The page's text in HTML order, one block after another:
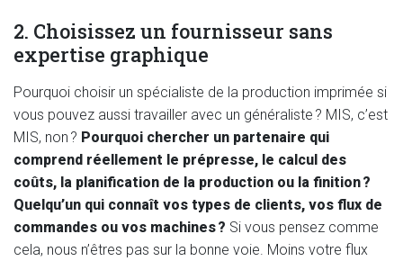
2. Choisissez un fournisseur sans
expertise graphique
Pourquoi choisir un spécialiste de la production imprimée si
vous pouvez aussi travailler avec un généraliste ? MIS, c’est
MIS, non ? Pourquoi chercher un partenaire qui
comprend réellement le prépresse, le calcul des
coûts, la planification de la production ou la finition ?
Quelqu’un qui connaît vos types de clients, vos flux de
commandes ou vos machines ? Si vous pensez comme
cela, nous n’êtres pas sur la bonne voie. Moins votre flux